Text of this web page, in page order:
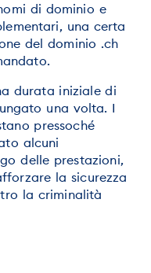
di dominio e
una certa
del dominio .ch
durata iniziale di
una volta. I
pressoché
alcuni
delle prestazioni,
la sicurezza
la criminalità